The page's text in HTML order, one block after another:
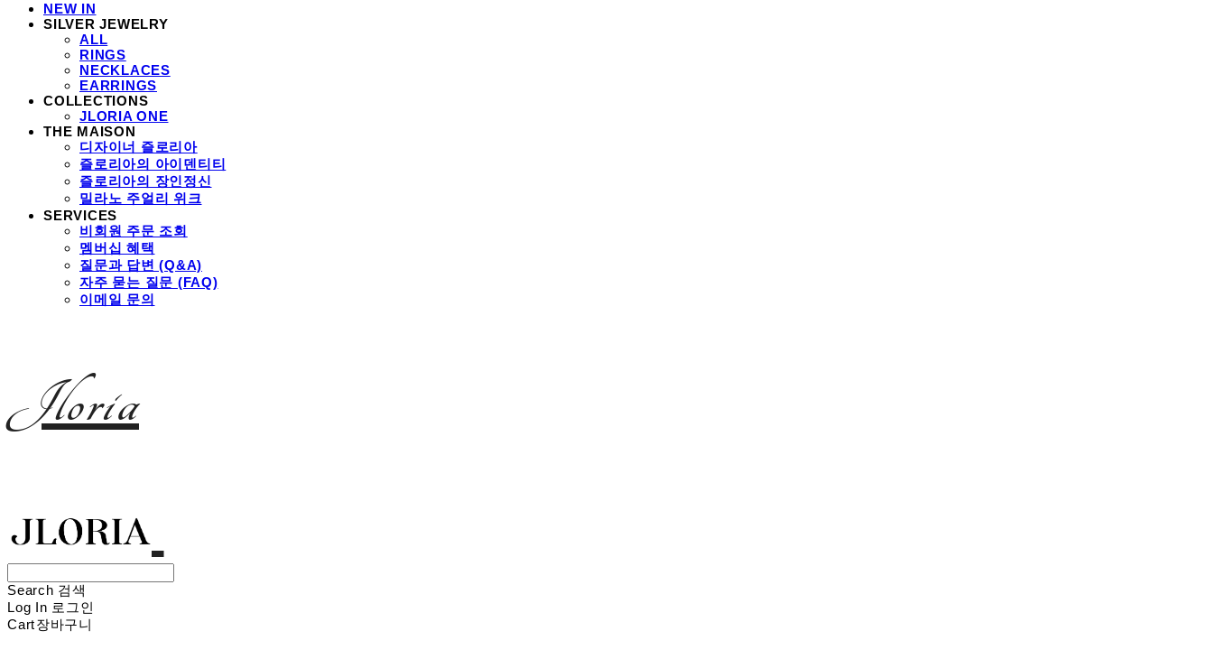
NEW IN
SILVER JEWELRY
ALL
RINGS
NECKLACES
EARRINGS
COLLECTIONS
JLORIA ONE
THE MAISON
디자이너 즐로리아
즐로리아의 아이덴티티
즐로리아의 장인정신
밀라노 주얼리 위크
SERVICES
비회원 주문 조회
멤버십 혜택
질문과 답변 (Q&A)
자주 묻는 질문 (FAQ)
이메일 문의
Jloria
Search 검색
Log In 로그인
Cart장바구니